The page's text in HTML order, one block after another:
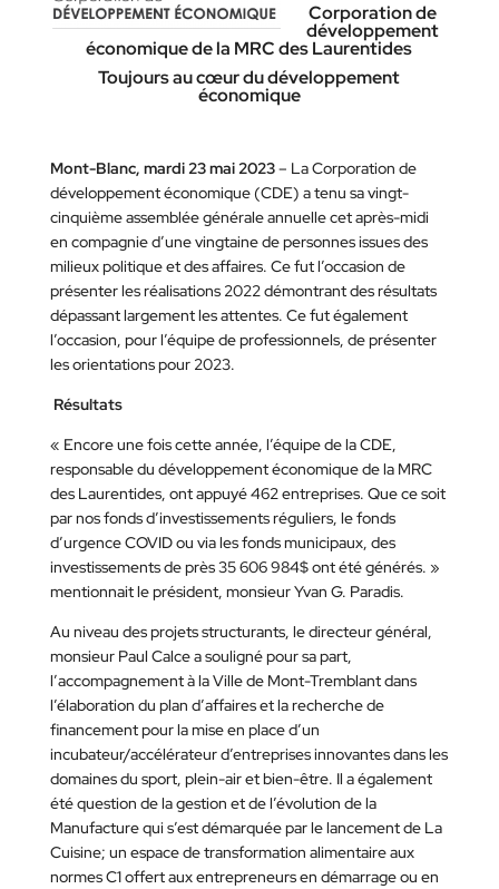
Corporation de
développement
économique de la MRC des Laurentides
Toujours au cœur du développement
économique
Mont-Blanc, mardi 23 mai 2023– La Corporation de
développement économique (CDE) a tenu sa vingt-
cinquième assemblée générale annuelle cet après-midi
en compagnie d’une vingtaine de personnes issues des
milieux politique et des affaires. Ce fut l’occasion de
présenter les réalisations 2022 démontrant des résultats
dépassant largement les attentes. Ce fut également
l’occasion, pour l’équipe de professionnels, de présenter
les orientations pour 2023.
Résultats
« Encore une fois cette année, l’équipe de la CDE,
responsable du développement économique de la MRC
des Laurentides, ont appuyé 462 entreprises. Que ce soit
par nos fonds d’investissements réguliers, le fonds
d’urgence COVID ou via les fonds municipaux, des
investissements de près 35 606 984$ ont été générés. »
mentionnait le président, monsieur Yvan G. Paradis.
Au niveau des projets structurants, le directeur général,
monsieur Paul Calce a souligné pour sa part,
l’accompagnement à la Ville de Mont-Tremblant dans
l’élaboration du plan d’affaires et la recherche de
financement pour la mise en place d’un
incubateur/accélérateur d’entreprises innovantes dans les
domaines du sport, plein-air et bien-être. Il a également
été question de la gestion et de l’évolution de la
Manufacture qui s’est démarquée par le lancement de La
Cuisine; un espace de transformation alimentaire aux
normes C1 offert aux entrepreneurs en démarrage ou en